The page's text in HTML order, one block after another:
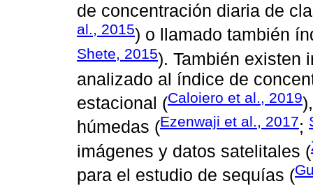
de concentración diaria de
al., 2015) o llamado también
Shete, 2015). También existen
analizado al índice de
estacional (Caloiero et al., 2019
húmedas (Ezenwaji et al., 2017;
imágenes y datos satelitales (
para el estudio de sequías (